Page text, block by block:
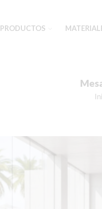
PRODUCTOS